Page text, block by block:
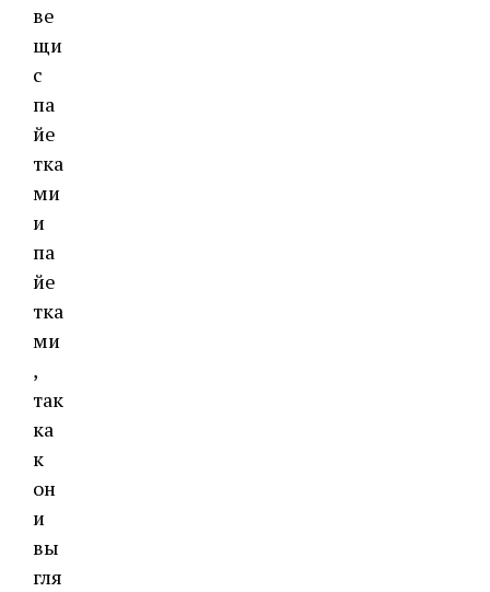
ве
щи
с
па
йе
тка
ми
и
па
йе
тка
ми
,
так
ка
к
он
и
вы
гля